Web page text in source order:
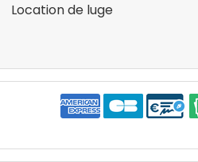
Location de luge